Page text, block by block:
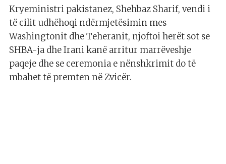
Kryeministri pakistanez, Shehbaz Sharif, vendi i
të cilit udhëhoqi ndërmjetësimin mes
Washingtonit dhe Teheranit, njoftoi herët sot se
SHBA-ja dhe Irani kanë arritur marrëveshje
paqeje dhe se ceremonia e nënshkrimit do të
mbahet të premten në Zvicër.